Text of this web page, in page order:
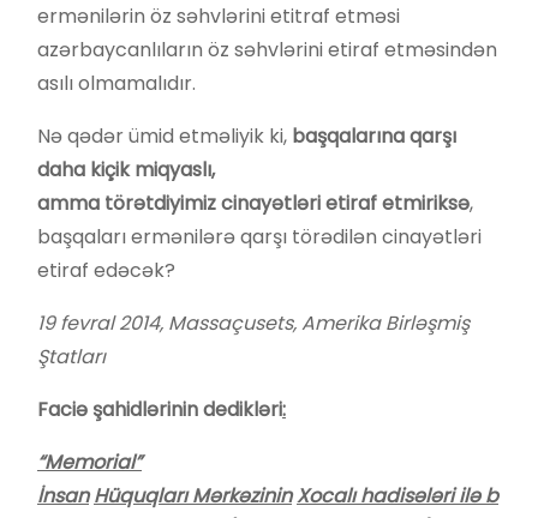
ermənilərin öz səhvlərini etitraf etməsi
azərbaycanlıların öz səhvlərini etiraf etməsindən
asılı olmamalıdır.
Nə qədər ümid etməliyik ki, başqalarına qarşı
daha kiçikmiqyaslı,
amma törətdiyimizcinayətlərietiraf etmiriksə,
başqaları ermənilərə qarşı törədilən cinayətləri
etiraf edəcək?
19fevral 2014, Massaçusets, Amerika Birləşmiş
Ştatları
Faciə şahidlərinin dedikləri:
“Memorial”
İnsan HüquqlarıMərkəzininXocalıhadisələriiləb